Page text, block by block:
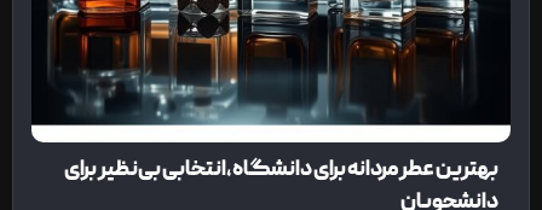
بهترین عطر مردانه برای دانشگاه،انتخابی بی‌نظیر برای
دانشجویان